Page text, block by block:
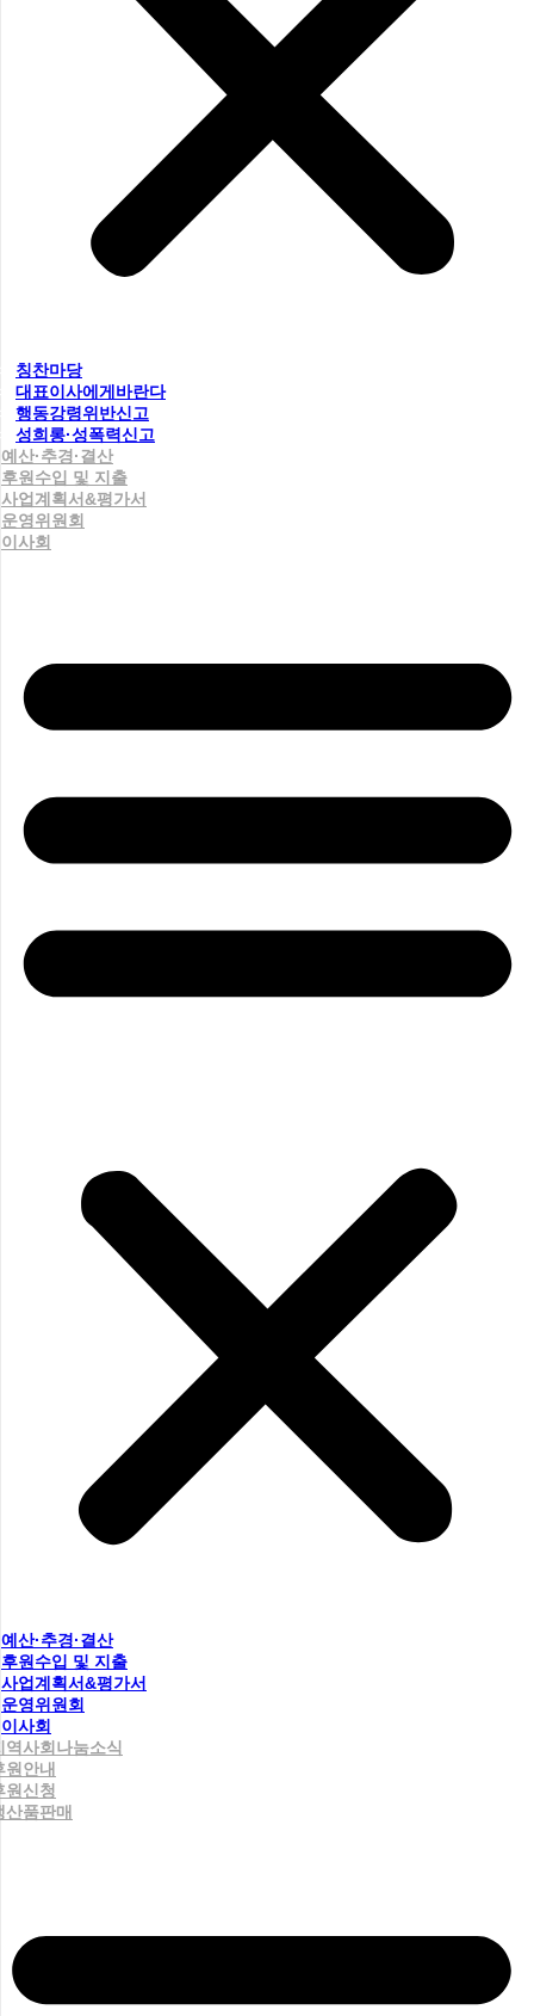
칭찬마당
대표이사에게바란다
행동강령위반신고
성희롱·성폭력신고
예산·추경·결산
후원수입 및 지출
사업계획서&평가서
운영위원회
이사회
예산·추경·결산
후원수입 및 지출
사업계획서&평가서
운영위원회
이사회
역사회나눔소식
원안내
원신청
산품판매